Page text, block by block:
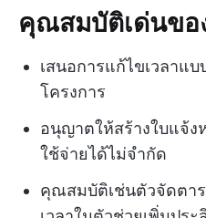
คุณสมบัติเด่นขอ
เสนอการแก้ไขเวลาแ
โครงการ
อนุญาตให้สร้างใบแจ้ง
ใช้จ่ายได้ไม่จำกัด
คุณสมบัติเช่นตัวจัดตา